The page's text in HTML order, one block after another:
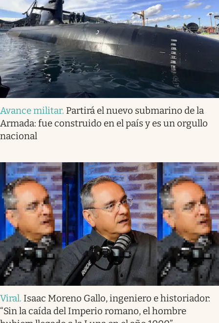
Avance militar. Partirá el nuevo submarino de la
Armada: fue construido en el país y es un orgullo
nacional
Viral. Isaac Moreno Gallo, ingeniero e historiador:
“Sin la caída del Imperio romano, el hombre